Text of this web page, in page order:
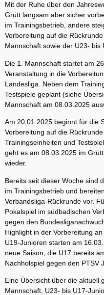
Mit der Ruhe über den
Grütt langsam aber sicher
im Trainingsbetrieb, andere
Vorbereitung auf die
Mannschaft sowie der U23- bis
Die 1. Mannschaft startet am
Veranstaltung in die
Landesliga. Neben dem
Testspiele geplant (siehe
Mannschaft am 08.03.2025
Am 20.01.2025 beginnt für die
Vorbereitung auf die
Trainingseinheiten und
geht es am 08.03.2025 im
wieder.
Bereits seit dieser Woche sind
im Trainingsbetrieb und
Verbandsliga-Rückrunde vor.
Pokalspiel im südbadischen
gegen den
Highlight in der Vorbereitung
U19-Junioren starten am
neue Saison, die U17 bereits
Nachholspiel gegen den PTSV
Eine Übersicht über die aktuell
Mannschaft, U23- bis U17-